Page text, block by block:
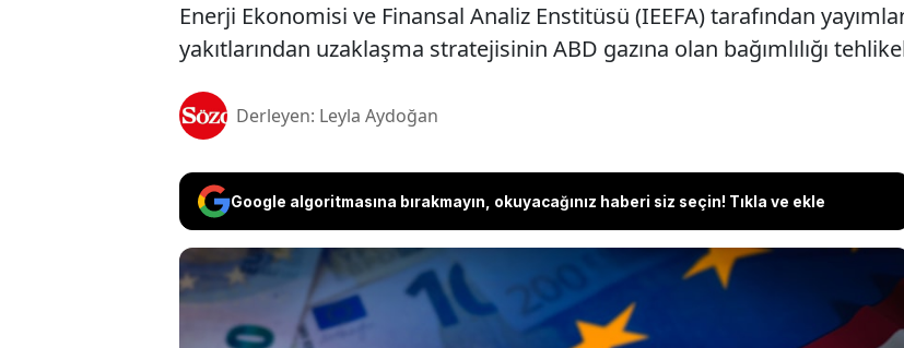
Enerji Ekonomisi ve Finansal Analiz Enstitüsü (IEEFA) tarafından
yakıtlarından uzaklaşma stratejisinin ABD gazına olan bağımlılığı
Derleyen: Leyla Aydoğan
Google algoritmasına bırakmayın, okuyacağınız haberi siz seçin! Tıkla ve ekle